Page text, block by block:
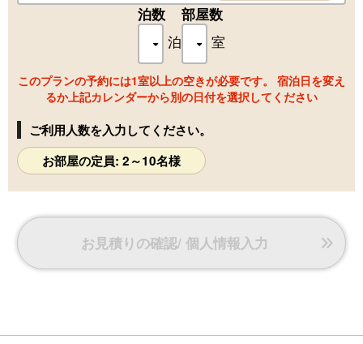
泊数
泊
部屋数
室
このプランの予約には1室以上の空きが必要です。 宿泊日を変え
るか上記カレンダーから別の日付を選択してください
ご利用人数を入力してください。
お部屋の定員: 2～10名様
お見積りの確認/ 個人情報入力